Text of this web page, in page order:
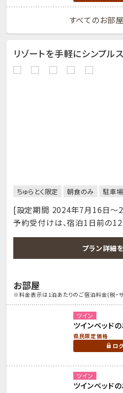
すべてのお部
リゾートを手軽にシンプル
ちゅらとく限定 朝食のみ 駐車
[設定期間 2024年7月16日～
予約受付けは、宿泊1日前の
プラン詳細
お部屋
※料金表示は1泊あたりのご宿泊料金(税・サ
ツイン
ツインベッドの
県民限定価格
ロ
ツイン
ツインベッドの